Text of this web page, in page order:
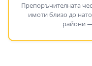
Препоръчителната
имоти близо до
райони